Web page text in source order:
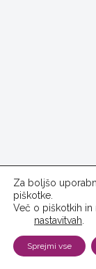
Za boljšo
piškotke.
Več o piškotkih in
nastavitvah
Sprejmi vse